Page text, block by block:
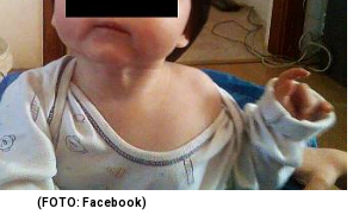
(FOTO: Facebook)